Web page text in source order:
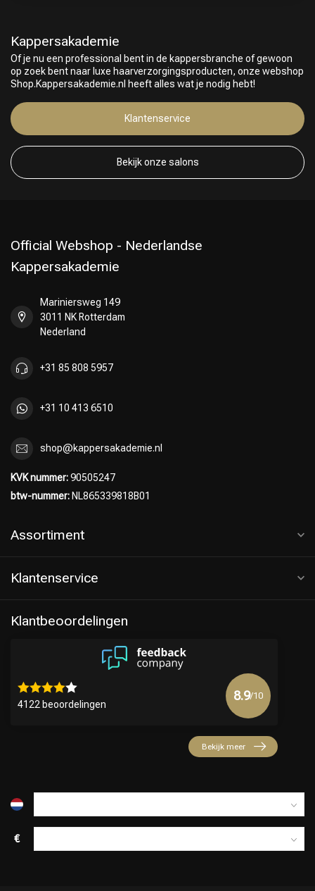
Keuze van onze Kappers
Kappersakademie
Of je nu een professional bent in de kappersbranche of gewoon
op zoek bent naar luxe haarverzorgingsproducten, onze webshop
Shop.Kappersakademie.nl heeft alles wat je nodig hebt!
Klantenservice
Bekijk onze salons
Official Webshop - Nederlandse
Kappersakademie
Mariniersweg 149
3011 NK Rotterdam
Nederland
+31 85 808 5957
+31 10 413 6510
shop@kappersakademie.nl
KVK nummer:90505247
btw-nummer: NL865339818B01
Assortiment
Klantenservice
Klantbeoordelingen
4122 beoordelingen
8.9/10
Bekijk meer
€